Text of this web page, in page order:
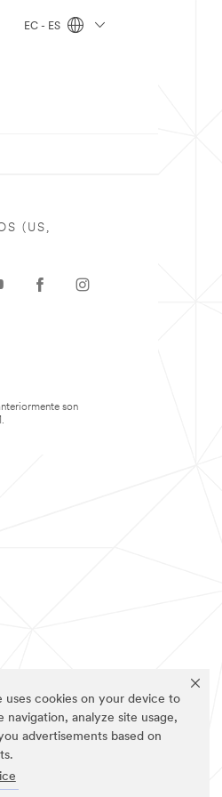
uses cookies on your device to
navigation, analyze site usage,
advertisements based on
EC - ES
(US,
son